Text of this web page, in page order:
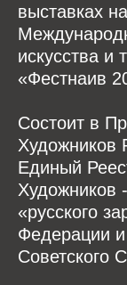
выставках
искусства и
«Фестнаив
Состоит в
Художников
Единый
Художников
«русского
Федерации
Советского